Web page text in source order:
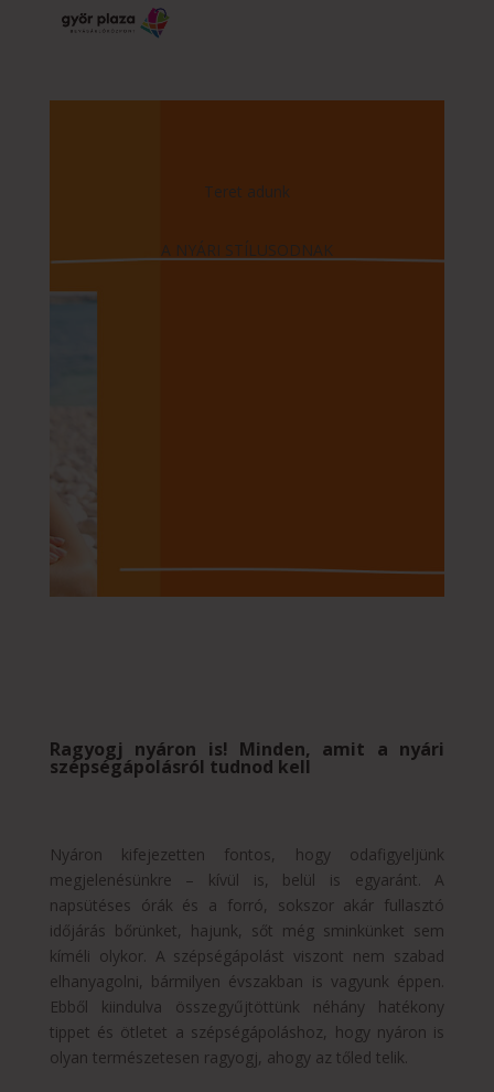
Teret adunk
A NYÁRI STÍLUSODNAK
Ragyogj nyáron is! Minden, amit a nyári
szépségápolásról tudnod kell
Nyáron kifejezetten fontos, hogy odafigyeljünk
megjelenésünkre – kívül is, belül is egyaránt. A
napsütéses órák és a forró, sokszor akár fullasztó
időjárás bőrünket, hajunk, sőt még sminkünket sem
kíméli olykor. A szépségápolást viszont nem szabad
elhanyagolni, bármilyen évszakban is vagyunk éppen.
Ebből kiindulva összegyűjtöttünk néhány hatékony
tippet és ötletet a szépségápoláshoz, hogy nyáron is
olyan természetesen ragyogj, ahogy az tőled telik.